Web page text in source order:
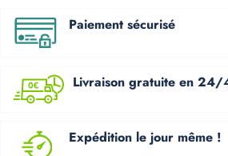
Paiement sécurisé
Livraison gratuite en
Expédition le jour même !